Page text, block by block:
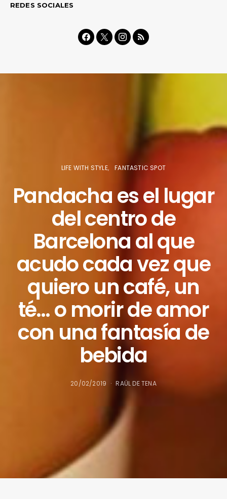
REDES SOCIALES
LIFE WITH STYLE FANTASTIC SPOT
Pandacha es el lugar
del centro de
Barcelona al que
acudo cada vez que
quiero un café, un
té… o morir de amor
con una fantasía de
bebida
20/02/2019 RAÜL DE TENA